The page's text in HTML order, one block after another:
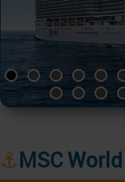
⚓MSC